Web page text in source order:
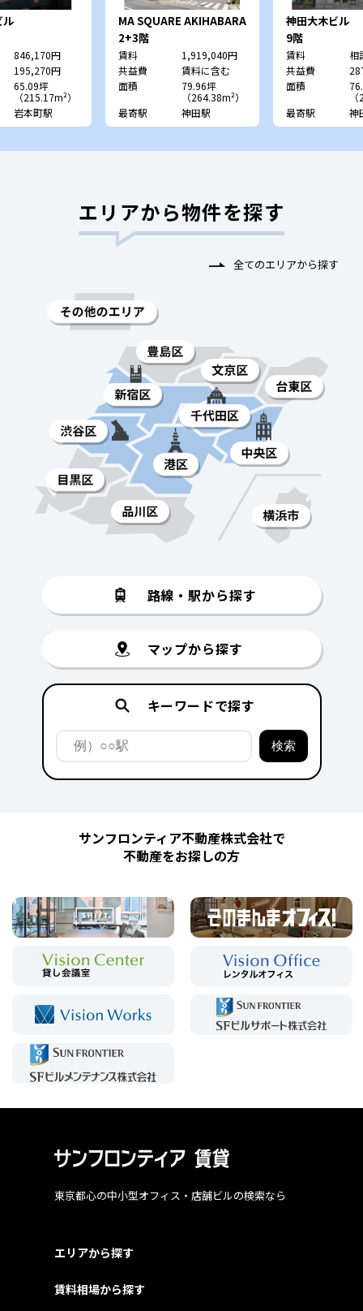
ル
846,170円
195,270円
65.09坪
（215.17m²）
岩本町駅
MA SQUARE AKIHABARA
2+3階
賃料
1,919,040円
共益費
賃料に含む
面積
79.96坪
（264.38m²）
最寄駅
神田駅
神田大木ビル
9階
賃料
相
共益費
面積
最寄駅
神
エリアから物件を探す
全てのエリアから探す
路線・駅から探す
マップから探す
キーワードで探す
サンフロンティア不動産株式会社で
不動産をお探しの方
東京都心の中小型オフィス・店舗ビルの検索なら
エリアから探す
賃料相場から探す